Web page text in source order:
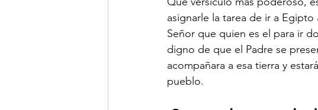
asignarle la tarea de ir a
Señor que quien es el para ir
digno de que el Padre se
acompañara a esa tierra y
pueblo.